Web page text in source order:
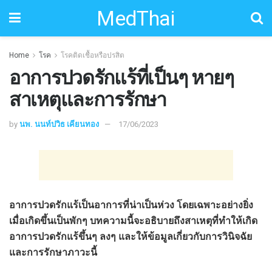
MedThai
Home โรค โรคติดเชื้อหรือปรสิต
อาการปวดรักแร้ที่เป็นๆ หายๆ
สาเหตุและการรักษา
by นพ. นนท์ปวิธ เคียนทอง 17/06/2023
อาการปวดรักแร้เป็นอาการที่น่าเป็นห่วง โดยเฉพาะอย่างยิ่ง
เมื่อเกิดขึ้นเป็นพักๆ บทความนี้จะอธิบายถึงสาเหตุที่ทำให้เกิด
อาการปวดรักแร้ขึ้นๆ ลงๆ และให้ข้อมูลเกี่ยวกับการวินิจฉัย
และการรักษาภาวะนี้